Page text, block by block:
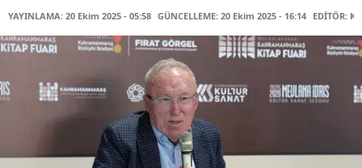
YAYINLAMA: 20 Ekim 2025 - 05:58 GÜNCELLEME: 20 Ekim 2025 - 16:14 EDİTÖR: